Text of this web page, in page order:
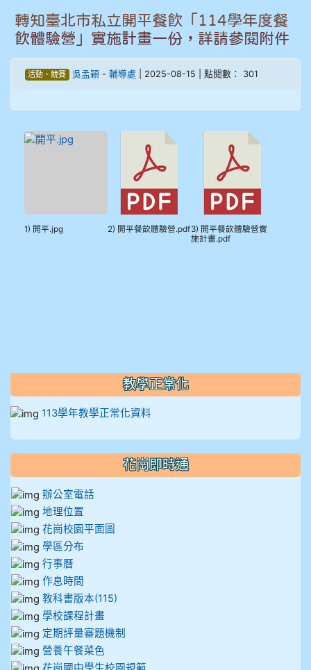
907張晏寧
908彭主豪
909林玉楓
910呂芃澔
912彭子宸
914王苡澄
轉知臺北市私立開平餐飲「114學年度餐
飲體驗營」實施計畫一份，詳請參閱附件
活動、競賽 吳孟穎- 輔導處 | 2025-08-15 | 點閱數： 301
1) 開平.jpg 2) 開平餐飲體驗營.pdf3) 開平餐飲體驗營實
施計畫.pdf
教學正常化
113學年教學正常化資料
花崗即時通
辦公室電話
地理位置
花崗校園平面圖
學區分布
行事曆
作息時間
教科書版本(115)
學校課程計畫
定期評量審題機制
營養午餐菜色